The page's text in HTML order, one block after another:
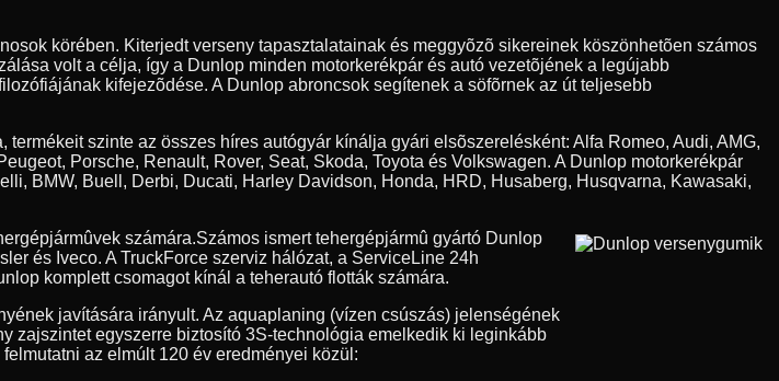
körében. Kiterjedt verseny tapasztalatainak és meggyõzõ sikereinek köszönhetõen számos
volt a célja, így a Dunlop minden motorkerékpár és autó vezetõjének a legújabb
kifejezõdése. A Dunlop abroncsok segítenek a söfõrnek az út teljesebb
szinte az összes híres autógyár kínálja gyári elsõszerelésként: Alfa Romeo, Audi, AMG,
Porsche, Renault, Rover, Seat, Skoda, Toyota és Volkswagen. A Dunlop motorkerékpár
BMW, Buell, Derbi, Ducati, Harley Davidson, Honda, HRD, Husaberg, Husqvarna, Kawasaki,
számára.Számos ismert tehergépjármû gyártó Dunlop
és Iveco. A TruckForce szerviz hálózat, a ServiceLine 24h
komplett csomagot kínál a teherautó flották számára.
javítására irányult. Az aquaplaning (vízen csúszás) jelenségének
zajszintet egyszerre biztosító 3S-technológia emelkedik ki leginkább
az elmúlt 120 év eredményei közül: